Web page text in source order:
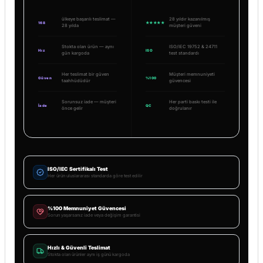
168
ülkeye başarılı teslimat —
28 yılda
Hız
Stokta olan ürün — aynı
gün kargoda
Güven
Her teslimat bir güven
taahhüdüdür
İade
Sorunsuz iade — müşteri
önce gelir
★★★★★
28 yıldır kazanılmış
müşteri güveni
ISO
ISO/IEC 19752 & 24711
test standardı
%100
Müşteri memnuniyeti
güvencesi
QC
Her parti baskı testi ile
doğrulanır
ISO/IEC Sertifikalı Test
Her ürün uluslararası standarda göre test edilir
%100 Memnuniyet Güvencesi
Sorun yaşarsanız iade veya değişim garantisi
Hızlı & Güvenli Teslimat
Stokta olan ürünler aynı iş günü kargoda